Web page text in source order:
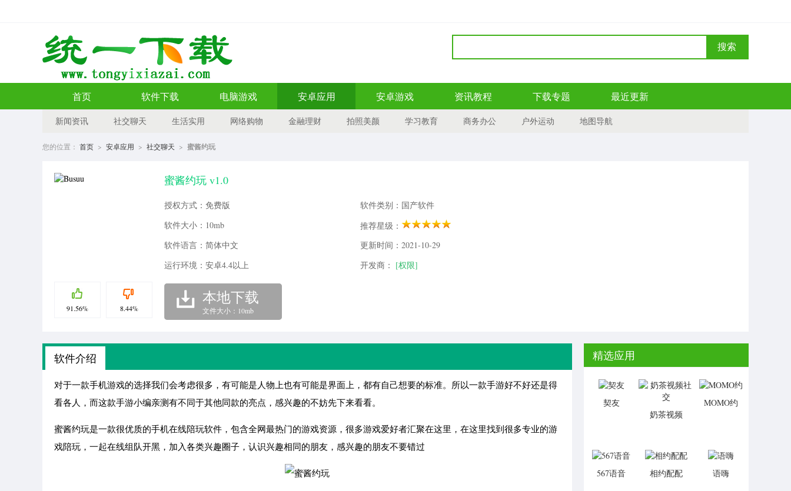
搜索
首页 软件下载 电脑游戏 安卓应用 安卓游戏 资讯教程 下载专题 最近更新
新闻资讯 社交聊天 生活实用 网络购物 金融理财 拍照美颜 学习教育 商务办公 户外运动 地图导航
您的位置： 首页 > 安卓应用 > 社交聊天 > 蜜酱约玩
91.56% 8.44%
蜜酱约玩 v1.0
授权方式：免费版
软件类别：国产软件
软件大小：10mb
推荐星级：
软件语言：简体中文
更新时间：2021-10-29
运行环境：安卓4.4以上
开发商： [权限]
本地下载
文件大小：10mb
软件介绍
对于一款手机游戏的选择我们会考虑很多，有可能是人物上也有可能是界面上，都有自己想要的标准。所以一款手游好不好还是得
看各人，而这款手游小编亲测有不同于其他同款的亮点，感兴趣的不妨先下来看看。
蜜酱约玩是一款很优质的手机在线陪玩软件，包含全网最热门的游戏资源，很多游戏爱好者汇聚在这里，在这里找到很多专业的游
戏陪玩，一起在线组队开黑，加入各类兴趣圈子，认识兴趣相同的朋友，感兴趣的朋友不要错过
精选应用
契友
奶茶视频
MOMO约
567语音 相约配配 语嗨